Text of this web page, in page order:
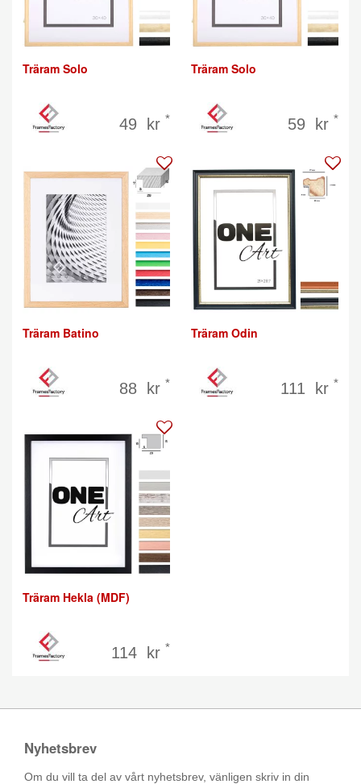
Träram Solo
49 kr *
Träram Solo
59 kr *
Träram Batino
88 kr *
Träram Odin
111 kr *
Träram Hekla (MDF)
114 kr *
Nyhetsbrev
Om du vill ta del av vårt nyhetsbrev, vänligen skriv in din